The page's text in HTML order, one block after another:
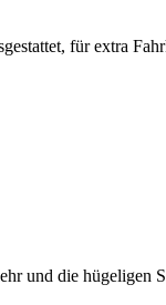
für extra
und die hügeligen